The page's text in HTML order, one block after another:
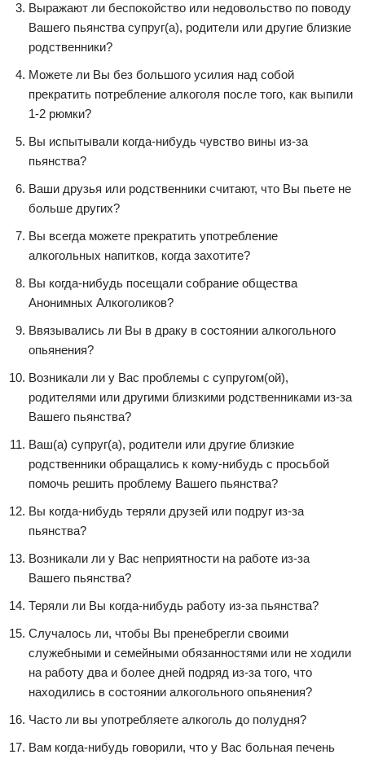
Выражают ли беспокойство или недовольство по поводу
Вашего пьянства супруг(а), родители или другие близкие
родственники?
Можете ли Вы без большого усилия над собой
прекратить потребление алкоголя после того, как выпили
1-2 рюмки?
Вы испытывали когда-нибудь чувство вины из-за
пьянства?
Ваши друзья или родственники считают, что Вы пьете не
больше других?
Вы всегда можете прекратить употребление
алкогольных напитков, когда захотите?
Вы когда-нибудь посещали собрание общества
Анонимных Алкоголиков?
Ввязывались ли Вы в драку в состоянии алкогольного
опьянения?
Возникали ли у Вас проблемы с супругом(ой),
родителями или другими близкими родственниками из-за
Вашего пьянства?
Ваш(а) супруг(а), родители или другие близкие
родственники обращались к кому-нибудь с просьбой
помочь решить проблему Вашего пьянства?
Вы когда-нибудь теряли друзей или подруг из-за
пьянства?
Возникали ли у Вас неприятности на работе из-за
Вашего пьянства?
Теряли ли Вы когда-нибудь работу из-за пьянства?
Случалось ли, чтобы Вы пренебрегли своими
служебными и семейными обязанностями или не ходили
на работу два и более дней подряд из-за того, что
находились в состоянии алкогольного опьянения?
Часто ли вы употребляете алкоголь до полудня?
Вам когда-нибудь говорили, что у Вас больная печень